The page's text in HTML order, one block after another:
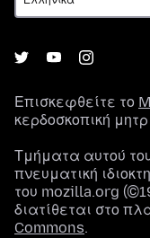
Επισκεφθείτε το
κερδοσκοπική
Τμήματα αυτού
πνευματική
του mozilla.org
διατίθεται στο
Commons.